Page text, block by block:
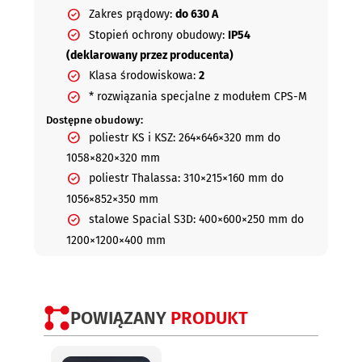
Zakres prądowy: do 630 A
Stopień ochrony obudowy: IP54
(deklarowany przez producenta)
Klasa środowiskowa: 2
* rozwiązania specjalne z modułem CPS-M
Dostępne obudowy:
poliestr KS i KSZ: 264×646×320 mm do
1058×820×320 mm
poliestr Thalassa: 310×215×160 mm do
1056×852×350 mm
stalowe Spacial S3D: 400×600×250 mm do
1200×1200×400 mm
POWIĄZANY PRODUKT